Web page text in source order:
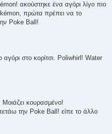
ακούστηκε ένα αγόρι λίγο πιο
πρώτα πρέπει να το
Poke Ball!
αγόρι στο κορίτσι. Poliwhirl! Water
κουρασμένο!
την Poke Ball! είπε το άλλο